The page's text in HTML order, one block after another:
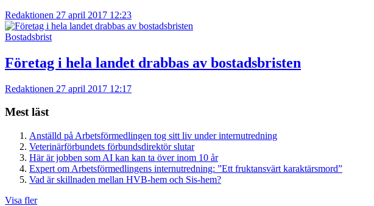
Redaktionen 27 april 2017 12:23
Bostadsbrist
Företag i hela landet drabbas av bostadsbristen
Redaktionen 27 april 2017 12:17
Mest läst
Anställd på Arbetsförmedlingen tog sitt liv under internutredning
Veterinärförbundets förbundsdirektör slutar
Här är jobben som AI kan kan ta över inom 10 år
Expert om Arbetsförmedlingens internutredning: ”Ett fruktansvärt karaktärsmord”
Vad är skillnaden mellan HVB-hem och Sis-hem?
Visa fler